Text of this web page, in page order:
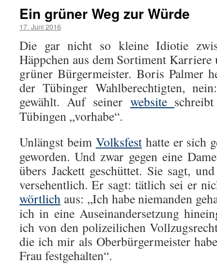
Ein grüner Weg zur Würde
17. Juni 2016
Die gar nicht so kleine Idiotie
Häppchen aus dem Sortiment
grüner Bürgermeister. Boris Palmer
der Tübinger Wahlberechtigten,
gewählt. Auf seiner website
Tübingen „vorhabe“.
Unlängst beim Volksfesthatte er sich
geworden. Und zwar gegen eine
übers Jackett geschüttet. Sie sagt,
versehentlich. Er sagt: tätlich sei er
wörtlich aus: „Ich habe niemanden
ich in eine Auseinandersetzung
ich von den polizeilichen
die ich mir als Oberbürgermeister
Frau festgehalten“.